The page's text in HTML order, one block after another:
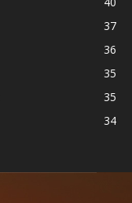
37
36
35
35
34